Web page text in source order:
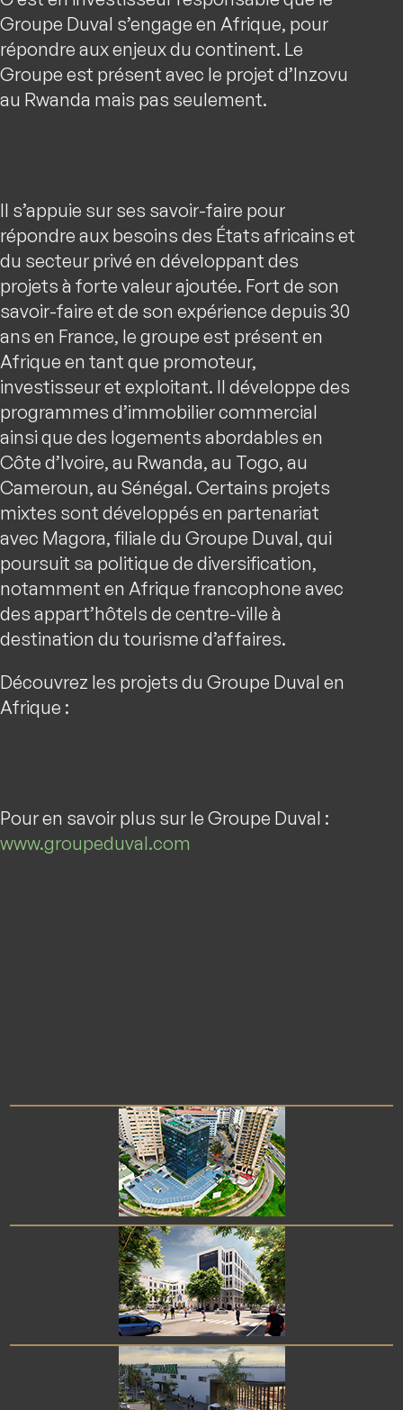
Groupe Duval s’engage en Afrique, pour
répondre aux enjeux du continent. Le
Groupe est présent avec le projet d’Inzovu
au Rwanda mais pas seulement.
Il s’appuie sur ses savoir-faire pour
répondre aux besoins des États africains et
du secteur privé en développant des
projets à forte valeur ajoutée. Fort de son
savoir-faire et de son expérience depuis 30
ans en France, le groupe est présent en
Afrique en tant que promoteur,
investisseur et exploitant. Il développe des
programmes d’immobilier commercial
ainsi que des logements abordables en
Côte d’Ivoire, au Rwanda, au Togo, au
Cameroun, au Sénégal. Certains projets
mixtes sont développés en partenariat
avec Magora, filiale du Groupe Duval, qui
poursuit sa politique de diversification,
notamment en Afrique francophone avec
des appart’hôtels de centre-ville à
destination du tourisme d’affaires.
Découvrez les projets du Groupe Duval en
Afrique :
Pour en savoir plus sur le Groupe Duval :
www.groupeduval.com